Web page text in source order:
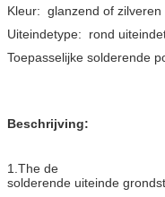
Kleur: glanzend of zilveren
Uiteindetype: rond
Toepasselijke solderende
Beschrijving:
1.The de
solderende uiteinde